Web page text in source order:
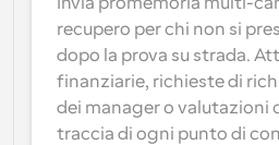
recupero per chi non si
dopo la prova su strada.
finanziarie, richieste di
dei manager o valutazioni
traccia di ogni punto di